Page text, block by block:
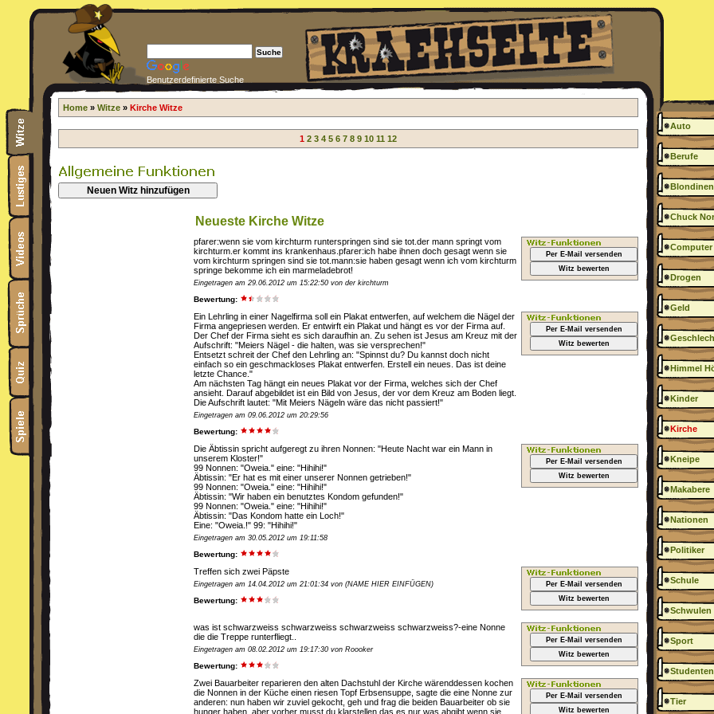
Benutzerdefinierte Suche
Home » Witze » Kirche Witze
1 2 3 4 5 6 7 8 9 10 11 12
Neuen Witz hinzufügen
Neueste Kirche Witze
Per E-Mail versenden
Witz bewerten
pfarer:wenn sie vom kirchturm runterspringen sind sie tot.der mann springt vom
kirchturm.er kommt ins krankenhaus.pfarer:ich habe ihnen doch gesagt wenn sie
vom kirchturm springen sind sie tot.mann:sie haben gesagt wenn ich vom kirchturm
springe bekomme ich ein marmeladebrot!
Eingetragen am 29.06.2012 um 15:22:50 von der kirchturm
Bewertung:
Per E-Mail versenden
Witz bewerten
Ein Lehrling in einer Nagelfirma soll ein Plakat entwerfen, auf welchem die Nägel der
Firma angepriesen werden. Er entwirft ein Plakat und hängt es vor der Firma auf.
Der Chef der Firma sieht es sich daraufhin an. Zu sehen ist Jesus am Kreuz mit der
Aufschrift: "Meiers Nägel - die halten, was sie versprechen!"
Entsetzt schreit der Chef den Lehrling an: "Spinnst du? Du kannst doch nicht
einfach so ein geschmackloses Plakat entwerfen. Erstell ein neues. Das ist deine
letzte Chance."
Am nächsten Tag hängt ein neues Plakat vor der Firma, welches sich der Chef
ansieht. Darauf abgebildet ist ein Bild von Jesus, der vor dem Kreuz am Boden liegt.
Die Aufschrift lautet: "Mit Meiers Nägeln wäre das nicht passiert!"
Eingetragen am 09.06.2012 um 20:29:56
Bewertung:
Per E-Mail versenden
Witz bewerten
Die Äbtissin spricht aufgeregt zu ihren Nonnen: "Heute Nacht war ein Mann in
unserem Kloster!"
99 Nonnen: "Oweia." eine: "Hihihi!"
Äbtissin: "Er hat es mit einer unserer Nonnen getrieben!"
99 Nonnen: "Oweia." eine: "Hihihi!"
Äbtissin: "Wir haben ein benutztes Kondom gefunden!"
99 Nonnen: "Oweia." eine: "Hihihi!"
Äbtissin: "Das Kondom hatte ein Loch!"
Eine: "Oweia.!" 99: "Hihihi!"
Eingetragen am 30.05.2012 um 19:11:58
Bewertung:
Per E-Mail versenden
Witz bewerten
Treffen sich zwei Päpste
Eingetragen am 14.04.2012 um 21:01:34 von (NAME HIER EINFÜGEN)
Bewertung:
Per E-Mail versenden
Witz bewerten
was ist schwarzweiss schwarzweiss schwarzweiss schwarzweiss?-eine Nonne
die die Treppe runterfliegt..
Eingetragen am 08.02.2012 um 19:17:30 von Roooker
Bewertung:
Per E-Mail versenden
Witz bewerten
Zwei Bauarbeiter reparieren den alten Dachstuhl der Kirche wärenddessen kochen
die Nonnen in der Küche einen riesen Topf Erbsensuppe, sagte die eine Nonne zur
anderen: nun haben wir zuviel gekocht, geh und frag die beiden Bauarbeiter ob sie
hunger haben, aber vorher musst du klarstellen das es nur was abgibt wenn sie
Auto
Berufe
Blondinen
Chuck
Computer
Drogen
Geld
Himmel
Kinder
Kirche
Kneipe
Makabere
Nationen
Politiker
Schule
Schwulen
Sport
Studenten
Tier